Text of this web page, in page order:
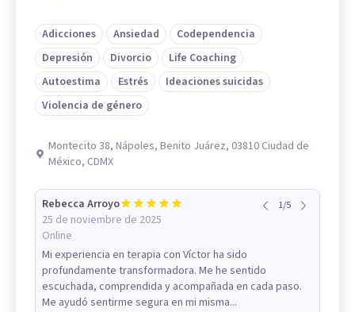
Adicciones Ansiedad
Codependencia
Depresión
Divorcio
Life Coaching
Autoestima
Estrés
Ideaciones suicidas
Violencia de género
Montecito 38, Nápoles, Benito Juárez, 03810 Ciudad de
México, CDMX
Rebecca Arroyo
25 de noviembre de 2025
Online
1/5
Mi experiencia en terapia con Víctor ha sido
profundamente transformadora. Me he sentido
escuchada, comprendida y acompañada en cada paso.
Me ayudó sentirme segura en mi misma...